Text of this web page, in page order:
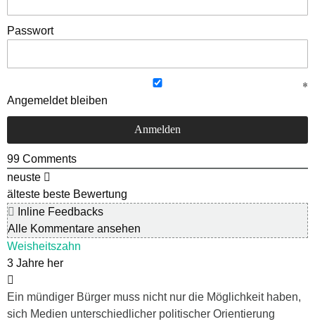
Passwort
Angemeldet bleiben
99 Comments
neuste
älteste beste Bewertung
Inline Feedbacks
Alle Kommentare ansehen
Weisheitszahn
3 Jahre her
Ein mündiger Bürger muss nicht nur die Möglichkeit haben,
sich Medien unterschiedlicher politischer Orientierung